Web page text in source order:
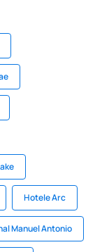
Hotele Arc
Manuel Antonio